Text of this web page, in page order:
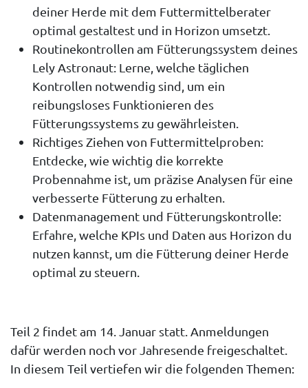
deiner Herde mit dem Futtermittelberater
optimal gestaltest und in Horizon umsetzt.
Routinekontrollen am Fütterungssystem deines
Lely Astronaut: Lerne, welche täglichen
Kontrollen notwendig sind, um ein
reibungsloses Funktionieren des
Fütterungssystems zu gewährleisten.
Richtiges Ziehen von Futtermittelproben:
Entdecke, wie wichtig die korrekte
Probennahme ist, um präzise Analysen für eine
verbesserte Fütterung zu erhalten.
Datenmanagement und Fütterungskontrolle:
Erfahre, welche KPIs und Daten aus Horizon du
nutzen kannst, um die Fütterung deiner Herde
optimal zu steuern.
Teil 2 findet am 14. Januar statt. Anmeldungen
dafür werden noch vor Jahresende freigeschaltet.
In diesem Teil vertiefen wir die folgenden Themen: